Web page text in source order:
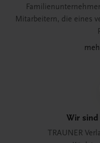
Mitarbeitern, die eines
Wir sind
TRAUNER